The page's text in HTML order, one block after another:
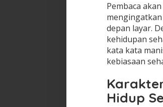
Pembaca
depan layar.
kehidupan
kata kata
kebiasaan
Hidup